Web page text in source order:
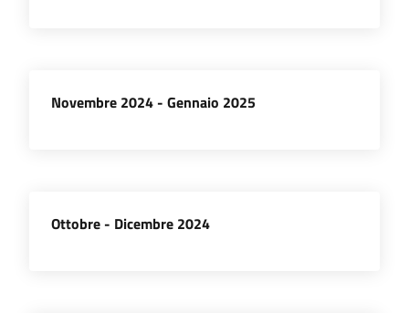
Novembre 2024 - Gennaio 2025
Ottobre - Dicembre 2024